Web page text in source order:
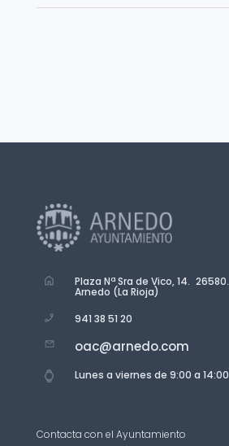
Plaza Nª Sra de Vico, 14. 26580.
Arnedo (La Rioja)
941 38 51 20
oac@arnedo.com
Lunes a viernes de 9:00 a 14:00
Contacta con el Ayuntamiento